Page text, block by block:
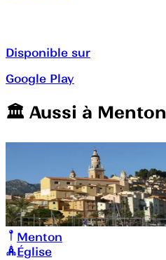
Disponible sur
Google Play
🏛️️ Aussi à Menton
Menton
Église